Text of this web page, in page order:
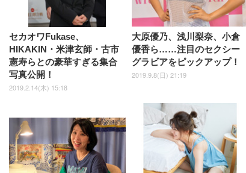
機能 人間工学 椅
ト 90度跳ね上げ
スト 3Dヘッドレス
付き 高反発クッシ
ア 通気性メッシ
グ/勉強/事務用 お
コンチェア (ブラ
ロッキング機能 人間工学 椅子
腰サポート 90度跳ね上げ式ア
ームレスト 3Dヘッドレスト
ハンガー付き 高反発クッショ
ン PCチェア 通気性メッシュ
ゲーミング/勉強/事務用 おし
ゃれ パソコンチェア (ホワイ
￥7,680
ポート付き 腰サポート ガ
ス圧無段階昇降 360度回
転 キャスター付き コンパ
クト 幅52×奥行58.5×高さ
84～96cm テレワーク 在
宅勤務 ブラック
￥4,139
沢 HDMI/DisplayPort/VGA
スピーカー内蔵 高さ調整 ス
イベル VESA対応
ComfortView ビジネス向け
￥15,800
ーミングモニター QD 24.5インチ
1ms FHD 量子ドット 残像低減 (3
年保証 | 輝点保証 | 日本メーカー)
￥34,980
ペットシーツ 超厚型 お徳用
ワイド 100枚入 (x 1) (ケース
販売)
￥3,670
【Amazon.co.jp限定】
￥3,731
セカオワFukase、
HIKAKIN・米津玄師・古市
憲寿らとの豪華すぎる集合
写真公開！
2019.2.14(木) 15:18
大原優乃、浅川梨奈、小倉
優香ら……注目のセクシー
グラビアをピックアップ！
2019.9.8(日) 21:19